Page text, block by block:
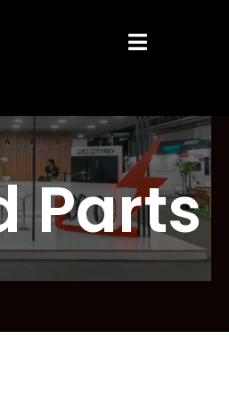
Parts